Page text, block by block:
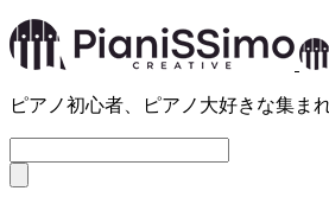
ピアノ初心者、ピアノ大好きな集ま